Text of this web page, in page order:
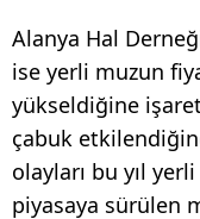
Alanya Hal
ise yerli muzun
yükseldiğine
çabuk
olayları bu yıl
piyasaya sürülen